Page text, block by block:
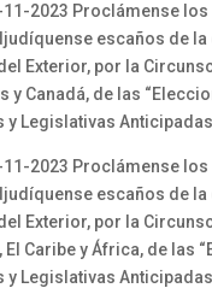
11-2023 Proclámense
escaños de
Exterior, por la
y Canadá, de las
y Legislativas Anticipadas
11-2023 Proclámense
escaños de
Exterior, por la
Caribe y África, de las
y Legislativas Anticipadas